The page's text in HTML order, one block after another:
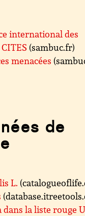
international des
(sambuc.fr)
menacées
de
L.
dans la liste rouge